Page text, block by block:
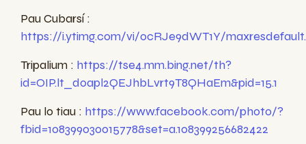
Pau Cubarsí :
https://i.ytimg.com/vi/0cRJe9dWT1Y/
Tripalium : https://tse4.mm.bing.net/th?
id=OIP.lt_doapl2QEJhbLvrt9T8QHaEm&pid=15.1
Pau lo tiau : https://www.facebook.com/photo/?
fbid=108399030015778&set=a.108399256682422